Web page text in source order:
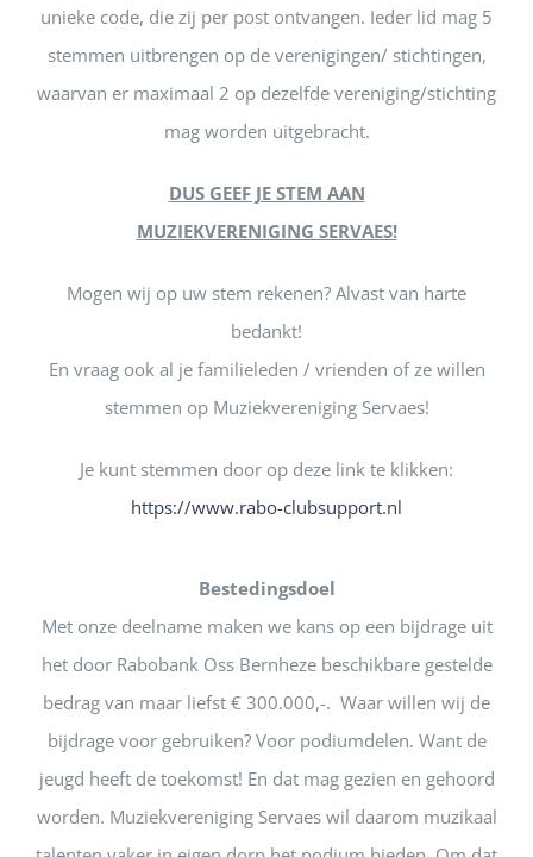
unieke code, die zij per post ontvangen. Ieder lid mag 5
stemmen uitbrengen op de verenigingen/ stichtingen,
waarvan er maximaal 2 op dezelfde vereniging/stichting
mag worden uitgebracht.
DUS GEEF JE STEM AAN
MUZIEKVERENIGING SERVAES!
Mogen wij op uw stem rekenen? Alvast van harte
bedankt!
En vraag ook al je familieleden / vrienden of ze willen
stemmen op Muziekvereniging Servaes!
Je kunt stemmen door op deze link te klikken:
https://www.rabo-clubsupport.nl
Bestedingsdoel
Met onze deelname maken we kans op een bijdrage uit
het door Rabobank Oss Bernheze beschikbare gestelde
bedrag van maar liefst € 300.000,-. Waar willen wij de
bijdrage voor gebruiken? Voor podiumdelen. Want de
jeugd heeft de toekomst! En dat mag gezien en gehoord
worden. Muziekvereniging Servaes wil daarom muzikaal